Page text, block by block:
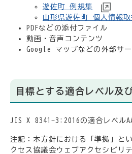
遊佐町 例規集
山形県遊佐町 個人情報取
PDFなどの添付ファイル
動画・音声コンテンツ
Google マップなどの外部サー
目標とする適合レベル及
JIS X 8341-3:2016の適合レベル
注記：本方針における「準拠」と
クセス協議会ウェブアクセシビリ